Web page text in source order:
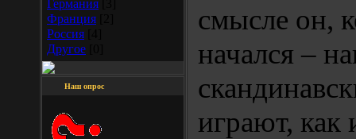
Германия
Франция
Россия
Другое
Наш опрос
смысле он,
начался –
играют, как